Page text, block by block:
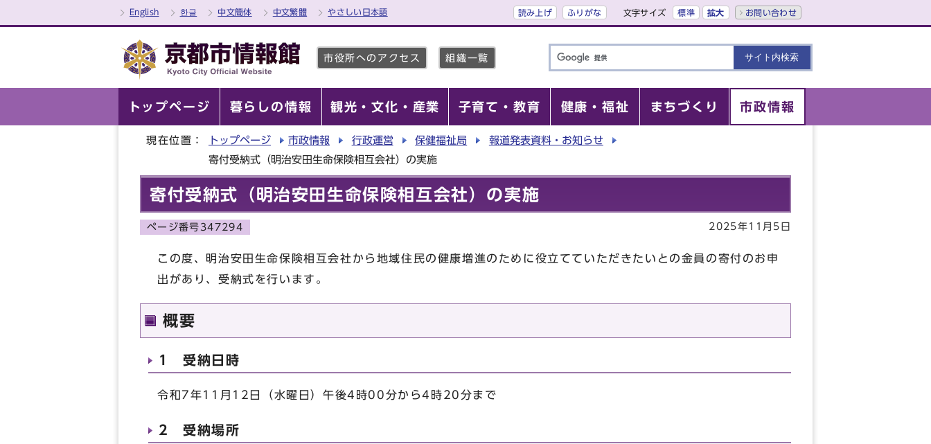
English 한글 中文簡体 中文繁體 やさしい日本語 読み上げ ふりがな 文字サイズ 標準 拡大 お問い合わせ
市役所へのアクセス 組織一覧
トップページ 暮らしの情報 観光・文化・産業 子育て・教育 健康・福祉 まちづくり 市政情報
現在位置： トップページ 市政情報 行政運営 保健福祉局
報道発表資料・お知らせ
寄付受納式（明治安田生命保険相互会社）の実施
寄付受納式（明治安田生命保険相互会社）の実施
ページ番号347294 2025年11月5日
この度、明治安田生命保険相互会社から地域住民の健康増進のために役立てていただきたいとの金員の寄付のお申
出があり、受納式を行います。
概要
1 受納日時
令和7年11月12日（水曜日）午後4時00分から4時20分まで
2 受納場所